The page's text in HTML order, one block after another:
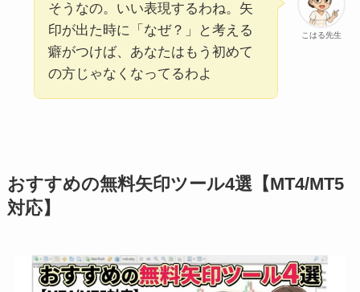
こはる先生
そうなの。いい表現するわね。矢
印が出た時に「なぜ？」と考える
癖がつけば、あなたはもう初めて
の方じゃなくなってるわよ
おすすめの無料矢印ツール4選【MT4/MT5
対応】